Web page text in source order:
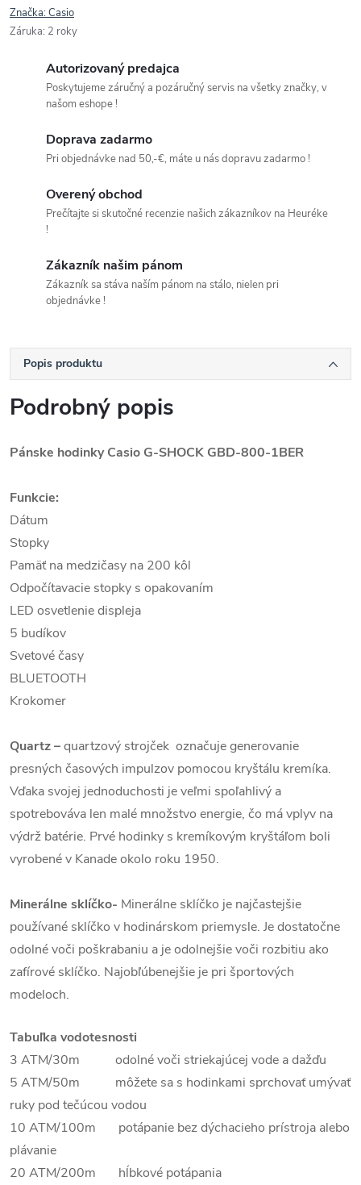
Značka:Casio
Záruka: 2 roky
Autorizovaný predajca
Poskytujeme záručný a pozáručný servis na všetky značky, v
našom eshope !
Doprava zadarmo
Pri objednávke nad 50,-€, máte u nás dopravu zadarmo !
Overený obchod
Prečítajte si skutočné recenzie našich zákazníkov na Heuréke
!
Zákazník našim pánom
Zákazník sa stáva naším pánom na stálo, nielen pri
objednávke !
Popis produktu
Podrobný popis
Pánske hodinky Casio G-SHOCK GBD-800-1BER
Funkcie:
Dátum
Stopky
Pamäť na medzičasy na 200 kôl
Odpočítavacie stopky s opakovaním
LED osvetlenie displeja
5 budíkov
Svetové časy
BLUETOOTH
Krokomer
Quartz–quartzový strojček označuje generovanie
presných časových impulzov pomocou kryštálu kremíka.
Vďaka svojej jednoduchosti je veľmi spoľahlivý a
spotrebováva len malé množstvo energie, čo má vplyv na
výdrž batérie. Prvé hodinky s kremíkovým kryštáľom boli
vyrobené v Kanade okolo roku 1950.
Minerálne sklíčko- Minerálne sklíčko je najčastejšie
používané sklíčko v hodinárskom priemysle. Je dostatočne
odolné voči poškrabaniu a je odolnejšie voči rozbitiu ako
zafírové sklíčko. Najobľúbenejšie je pri športových
modeloch.
Tabuľka vodotesnosti
3 ATM/30m odolné voči striekajúcej vode a dažďu
5 ATM/50m môžete sa s hodinkami sprchovať umývať
ruky pod tečúcou vodou
10 ATM/100m potápanie bez dýchacieho prístroja alebo
plávanie
20 ATM/200m hĺbkové potápania